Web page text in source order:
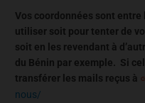
Vos coordonnées sont entre
utiliser soit pour tenter de
soit en les revendant à
du Bénin par exemple. Si
transférer les mails reçus à
nous/